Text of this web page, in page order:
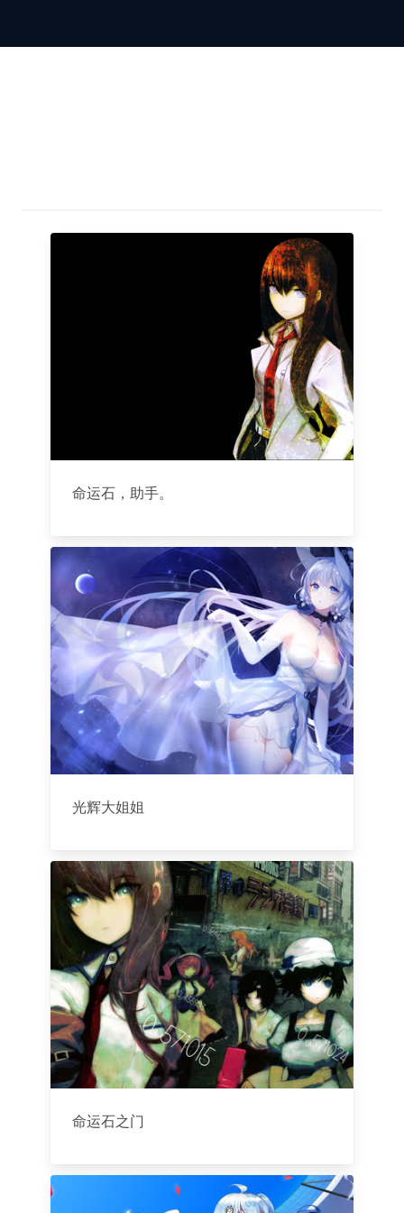
命运石，助手。
光辉大姐姐
命运石之门